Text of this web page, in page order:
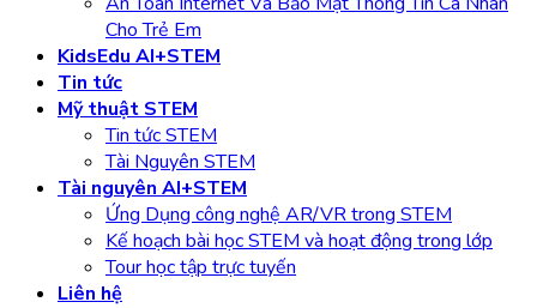
Cho Trẻ Em
KidsEdu AI+STEM
Tin tức
Mỹ thuật STEM
Tin tức STEM
Tài Nguyên STEM
Tài nguyên AI+STEM
Ứng Dụng công nghệ AR/VR trong STEM
Kế hoạch bài học STEM và hoạt động trong lớp
Tour học tập trực tuyến
Liên hệ